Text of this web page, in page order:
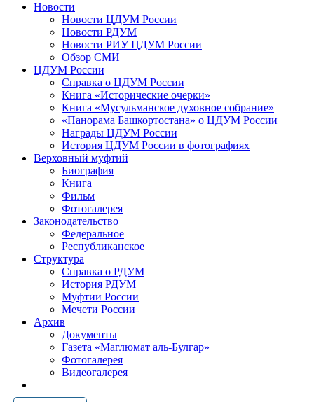
Новости
Новости ЦДУМ России
Новости РДУМ
Новости РИУ ЦДУМ России
Обзор СМИ
ЦДУМ России
Справка о ЦДУМ России
Книга «Исторические очерки»
Книга «Мусульманское духовное собрание»
«Панорама Башкортостана» о ЦДУМ России
Награды ЦДУМ России
История ЦДУМ России в фотографиях
Верховный муфтий
Биография
Книга
Фильм
Фотогалерея
Законодательство
Федеральное
Республиканское
Структура
Справка о РДУМ
История РДУМ
Муфтии России
Мечети России
Архив
Документы
Газета «Маглюмат аль-Булгар»
Фотогалерея
Видеогалерея